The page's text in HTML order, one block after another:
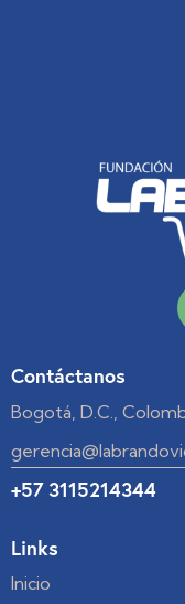
Contáctanos
Bogotá, D.C.,
+57 3115214344
Links
Inicio